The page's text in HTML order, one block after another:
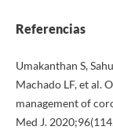
Referencias
Umakanthan S,
Machado LF, et al.
management of
Med J.